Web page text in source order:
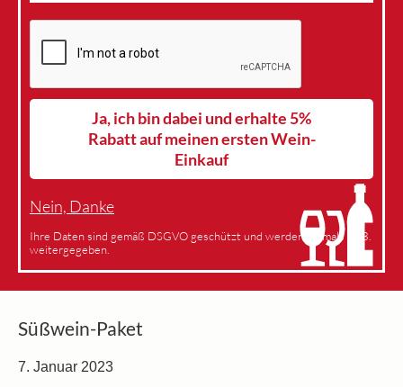
Ja, ich bin dabei und erhalte 5%
Rabatt auf meinen ersten Wein-
Einkauf
Nein, Danke
Ihre Daten sind gemäß DSGVO geschützt und werden niemals an 3.
weitergegeben.
Süßwein-Paket
7. Januar 2023